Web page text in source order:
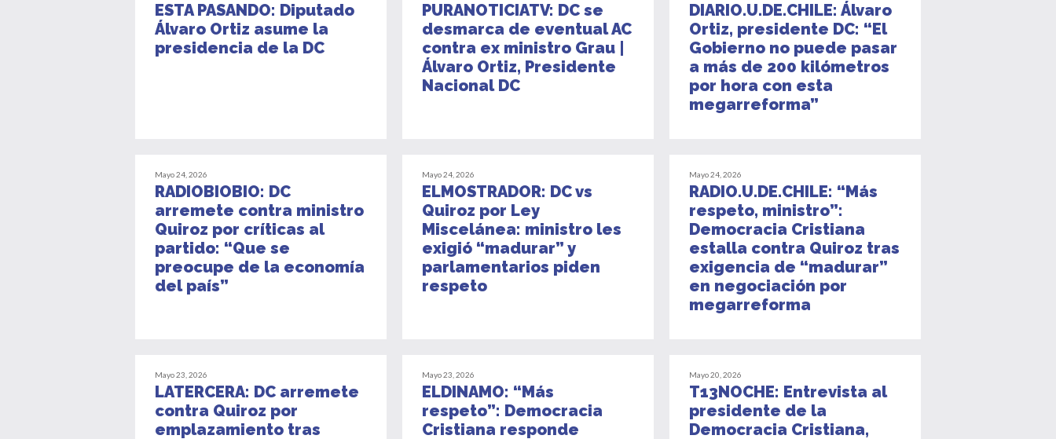
ESTA PASANDO: Diputado
Álvaro Ortiz asume la
presidencia de la DC
PURANOTICIATV: DC se
desmarca de eventual AC
contra ex ministro Grau |
Álvaro Ortiz, Presidente
Nacional DC
DIARIO.U.DE.CHILE: Álvaro
Ortiz, presidente DC: “El
Gobierno no puede pasar
a más de 200 kilómetros
por hora con esta
megarreforma”
Mayo 24, 2026
RADIOBIOBIO: DC
arremete contra ministro
Quiroz por críticas al
partido: “Que se
preocupe de la economía
del país”
Mayo 24, 2026
ELMOSTRADOR: DC vs
Quiroz por Ley
Miscelánea: ministro les
exigió “madurar” y
parlamentarios piden
respeto
Mayo 24, 2026
RADIO.U.DE.CHILE: “Más
respeto, ministro”:
Democracia Cristiana
estalla contra Quiroz tras
exigencia de “madurar”
en negociación por
megarreforma
Mayo 23, 2026
LATERCERA: DC arremete
contra Quiroz por
emplazamiento tras
Mayo 23, 2026
ELDINAMO: “Más
respeto”: Democracia
Cristiana responde
Mayo 20, 2026
T13NOCHE: Entrevista al
presidente de la
Democracia Cristiana,